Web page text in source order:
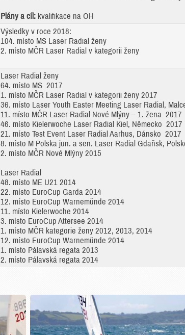
Plány a cíl: kvalifikace na OH
Výsledky v roce 2018:
104. místo MS Laser Radial ženy
2. místo MČR Laser Radial v kategorii ženy
Laser Radial ženy
64. místo MS 2017
1. místo MČR Laser Radial v kategorii ženy 2017
36. místo Laser Youth Easter Meeting Laser Radial,
11. místo MČR Laser Radial Nové Mlýny – 1. žena 2017
46. místo Kielerwoche Laser Radial Kiel, Německo 2017
21. místo Test Event Laser Radial Aarhus, Dánsko 2017
8. místo M Polska jun. a sen. Laser Radial Gdaňsk,
2. místo MČR Nové Mlýny 2015
Laser Radial
48. místo ME U21 2014
22. místo EuroCup Garda 2014
12. místo EuroCup Warnemünde 2014
11. místo Kielerwoche 2014
3. místo EuroCup Attersee 2014
1. místo MČR kategorie ženy 2012, 2013, 2014
12. místo EuroCup Warnemünde 2014
1. místo Pálavská regata 2013
2. místo Pálavská regata 2014